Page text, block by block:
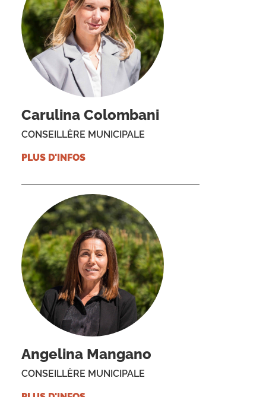
Carulina Colombani
CONSEILLÈRE MUNICIPALE
PLUS D'INFOS
Angelina Mangano
CONSEILLÈRE MUNICIPALE